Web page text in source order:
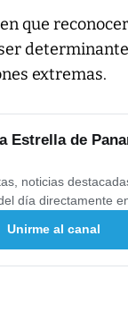
que
extremas.
Estrella de
noticias
día directamente
Unirme al canal